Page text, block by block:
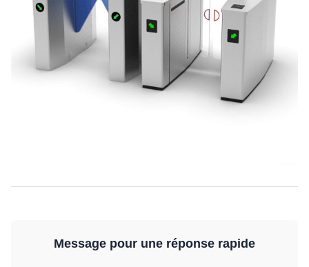
Message pour une réponse rapide